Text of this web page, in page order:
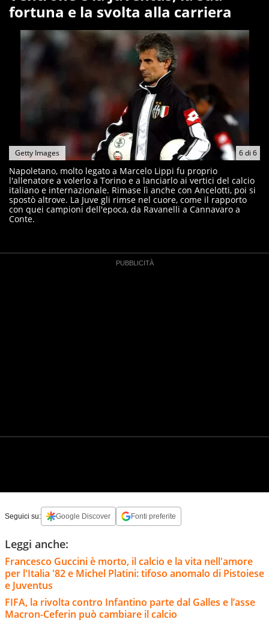
fortuna e la svolta alla carriera
6di 6
Getty Images
Napoletano, molto legato a Marcelo Lippi fu proprio
l'allenatore a volerlo a Torino e a lanciarlo ai vertici del calcio
italiano e internazionale. Rimase lì anche con Ancelotti, poi si
spostò altrove. La Juve gli rimse nel cuore, come il rapporto
con quei campioni dell'epoca, da Ravanelli a Cannavaro a
Conte.
Seguici su: Google Discover Fonti preferite
Leggi anche:
Francesco Guccini è morto, il calcio e la vita nell'amore
per l'Italia '82 e Michel Platini: tifoso anomalo di Pistoiese
e Juventus
FIFA, la rivolta contro Infantino parte dal Galles e l’asse
Macron-Ceferin può cambiare il calcio